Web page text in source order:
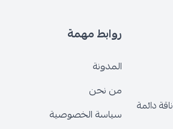
دائمة
روابط مهمة
المدونة
من نحن
سياسة الخصوصية